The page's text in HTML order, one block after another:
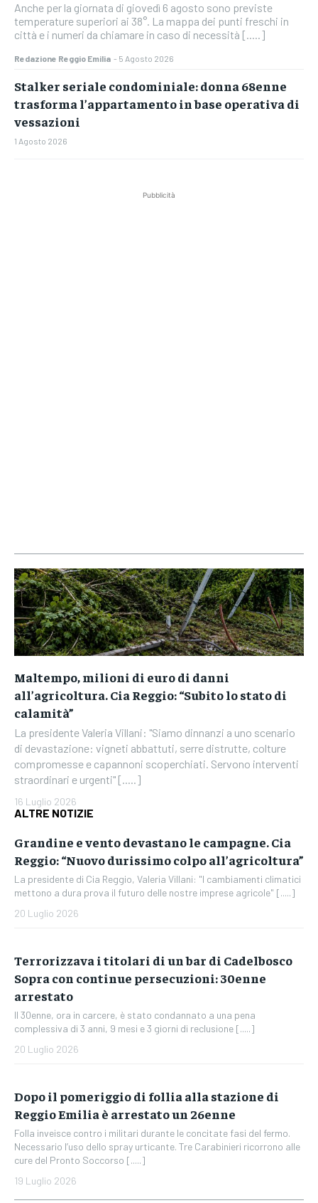
Anche per la giornata di giovedì 6 agosto sono previste
temperature superiori ai 38°. La mappa dei punti freschi in
città e i numeri da chiamare in caso di necessità [.....]
Redazione Reggio Emilia - 5 Agosto 2026
Stalker seriale condominiale: donna 68enne
trasforma l’appartamento in base operativa di
vessazioni
1 Agosto 2026
Pubblicità
Maltempo, milioni di euro di danni
all’agricoltura. Cia Reggio: “Subito lo stato di
calamità”
La presidente Valeria Villani: "Siamo dinnanzi a uno scenario
di devastazione: vigneti abbattuti, serre distrutte, colture
compromesse e capannoni scoperchiati. Servono interventi
straordinari e urgenti" [.....]
16 Luglio 2026
ALTRE NOTIZIE
Grandine e vento devastano le campagne. Cia
Reggio: “Nuovo durissimo colpo all’agricoltura”
La presidente di Cia Reggio, Valeria Villani: "I cambiamenti climatici
mettono a dura prova il futuro delle nostre imprese agricole" [.....]
20 Luglio 2026
Terrorizzava i titolari di un bar di Cadelbosco
Sopra con continue persecuzioni: 30enne
arrestato
Il 30enne, ora in carcere, è stato condannato a una pena
complessiva di 3 anni, 9 mesi e 3 giorni di reclusione [.....]
20 Luglio 2026
Dopo il pomeriggio di follia alla stazione di
Reggio Emilia è arrestato un 26enne
Folla inveisce contro i militari durante le concitate fasi del fermo.
Necessario l’uso dello spray urticante. Tre Carabinieri ricorrono alle
cure del Pronto Soccorso [.....]
19 Luglio 2026